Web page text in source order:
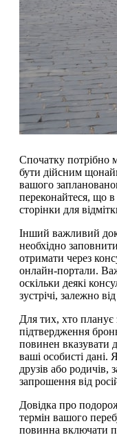
Спочатку потрібно
бути дійсним
вашого
переконайтеся, що
сторінки для
Інший важливий
необхідно
отримати через
онлайн-портали.
оскільки деякі
зустрічі, залежно
Для тих, хто планує
підтвердження
повинен вказувати
ваші особисті
друзів або родичів,
запрошення від
Довідка про
термін вашого
повинна включати